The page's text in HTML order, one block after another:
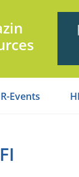
Events